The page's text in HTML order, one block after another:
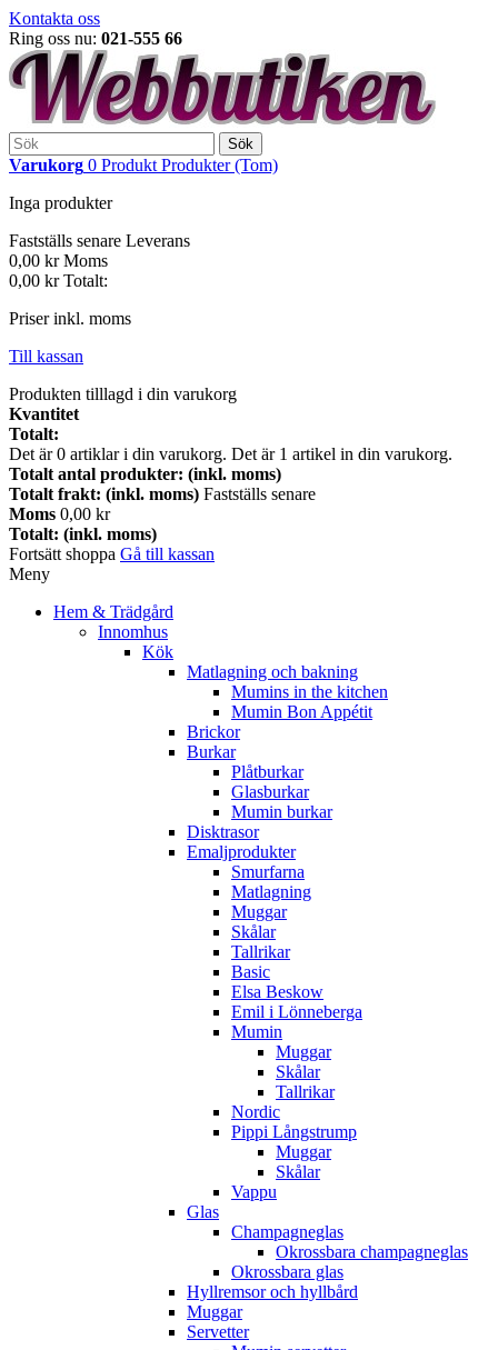
Kontakta oss
Ring oss nu: 021-555 66
Sök
Varukorg 0 Produkt Produkter (Tom)
Inga produkter
Fastställs senare Leverans
0,00 kr Moms
0,00 kr Totalt:
Priser inkl. moms
Till kassan
Produkten tilllagd i din varukorg
Kvantitet
Totalt:
Det är0 artiklar i din varukorg. Det är 1 artikel in din varukorg.
Totalt antal produkter: (inkl. moms)
Totalt frakt: (inkl. moms) Fastställs senare
Moms 0,00 kr
Totalt: (inkl. moms)
Fortsätt shoppa Gå till kassan
Meny
Hem & Trädgård
Innomhus
Kök
Matlagning och bakning
Mumins in the kitchen
Mumin Bon Appétit
Brickor
Burkar
Plåtburkar
Glasburkar
Mumin burkar
Disktrasor
Emaljprodukter
Smurfarna
Matlagning
Muggar
Skålar
Tallrikar
Basic
Elsa Beskow
Emil i Lönneberga
Mumin
Muggar
Skålar
Tallrikar
Nordic
Pippi Långstrump
Muggar
Skålar
Vappu
Glas
Champagneglas
Okrossbara champagneglas
Okrossbara glas
Hyllremsor och hyllbård
Muggar
Servetter